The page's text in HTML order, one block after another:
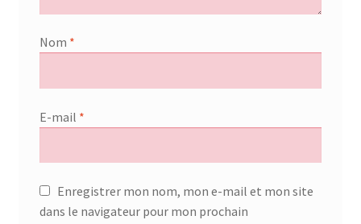
Nom *
E-mail *
Enregistrer mon nom, mon e-mail et mon site
dans le navigateur pour mon prochain